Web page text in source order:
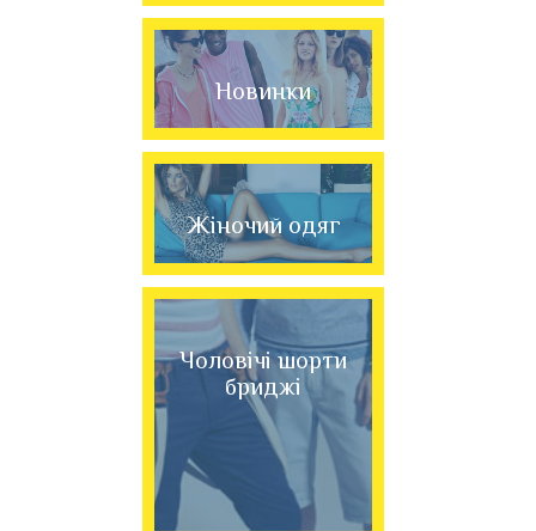
Новинки
Жіночий одяг
Чоловічі шорти
бриджі